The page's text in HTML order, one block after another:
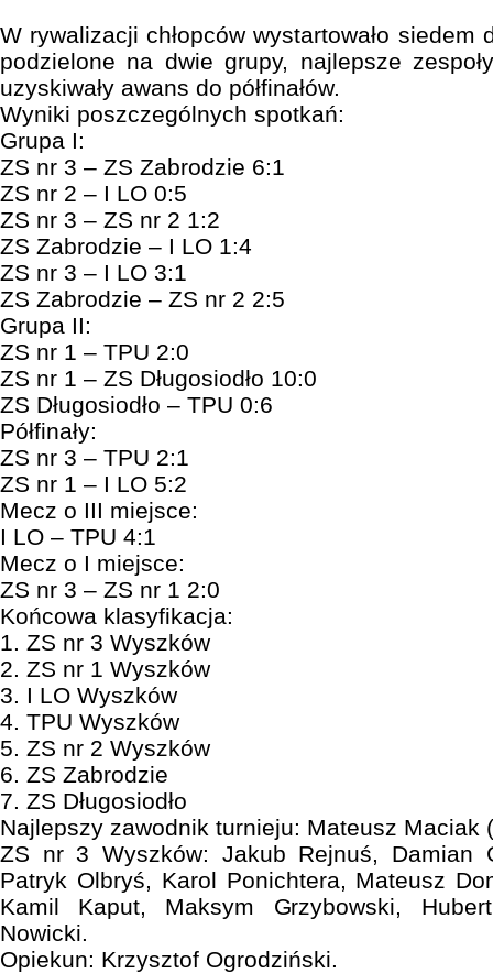
W rywalizacji chłopców wystartowało siedem
podzielone na dwie grupy, najlepsze
uzyskiwały awans do półfinałów.
Wyniki poszczególnych spotkań:
Grupa I:
ZS nr 3 – ZS Zabrodzie 6:1
ZS nr 2 – I LO 0:5
ZS nr 3 – ZS nr 2 1:2
ZS Zabrodzie – I LO 1:4
ZS nr 3 – I LO 3:1
ZS Zabrodzie – ZS nr 2 2:5
Grupa II:
ZS nr 1 – TPU 2:0
ZS nr 1 – ZS Długosiodło 10:0
ZS Długosiodło – TPU 0:6
Półfinały:
ZS nr 3 – TPU 2:1
ZS nr 1 – I LO 5:2
Mecz o III miejsce:
I LO – TPU 4:1
Mecz o I miejsce:
ZS nr 3 – ZS nr 1 2:0
Końcowa klasyfikacja:
1. ZS nr 3 Wyszków
2. ZS nr 1 Wyszków
3. I LO Wyszków
4. TPU Wyszków
5. ZS nr 2 Wyszków
6. ZS Zabrodzie
7. ZS Długosiodło
Najlepszy zawodnik turnieju: Mateusz Maciak
ZS nr 3 Wyszków: Jakub Rejnuś, Damian
Patryk Olbryś, Karol Ponichtera, Mateusz
Kamil Kaput, Maksym Grzybowski,
Nowicki.
Opiekun: Krzysztof Ogrodziński.